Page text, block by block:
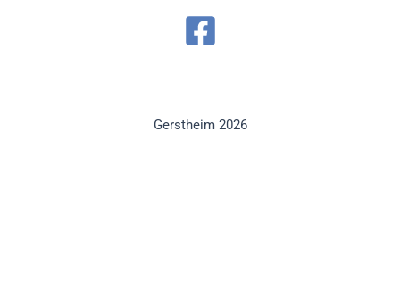
Gerstheim 2026